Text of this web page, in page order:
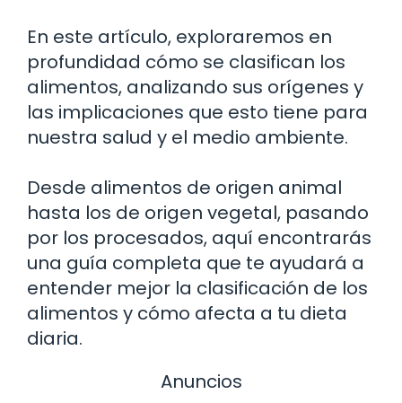
En este artículo, exploraremos en
profundidad cómo se clasifican los
alimentos, analizando sus orígenes y
las implicaciones que esto tiene para
nuestra salud y el medio ambiente.
Desde alimentos de origen animal
hasta los de origen vegetal, pasando
por los procesados, aquí encontrarás
una guía completa que te ayudará a
entender mejor la clasificación de los
alimentos y cómo afecta a tu dieta
diaria.
Anuncios